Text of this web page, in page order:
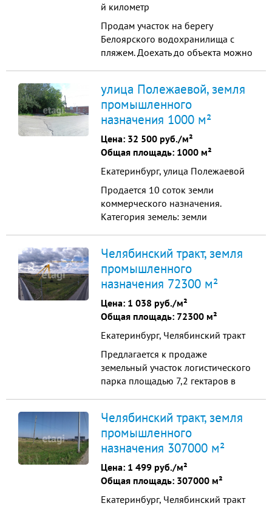
й километр
Продам участок на берегу
Белоярского водохранилища с
пляжем. Доехать до объекта можно
воздух, рыбалка, лесной массив.
Идеально подойдет под базу
отдыха. На земельном участке
имеется электричество, скважина,
подземная разводка воды и ...
улица Полежаевой, земля
промышленного
назначения 1000 м²
Цена: 32 500 руб./м²
Общая площадь: 1000 м²
Екатеринбург, улица Полежаевой
Продается 10 соток земли
коммерческого назначения.
Категория земель: земли
Объекты торговли. Разрешено
строить здания в целях: жилых,
социальное обслуживание,
бытовое, здравоохранение,
образование, культура,
обслуживание автотранспорта,
гараж, спор...
Челябинский тракт, земля
промышленного
назначения 72300 м²
Цена: 1 038 руб./м²
Общая площадь: 72300 м²
Екатеринбург, Челябинский тракт
Предлагается к продаже
земельный участок логистического
парка площадью 7,2 гектаров в
18-й километр федеральной
автомобильной дороги М5 "Урал"):
перспективный проект,
нацеленный на комплексное
освоение и развитие территории,
предназначенн...
Челябинский тракт, земля
промышленного
назначения 307000 м²
Цена: 1 499 руб./м²
Общая площадь: 307000 м²
Екатеринбург, Челябинский тракт